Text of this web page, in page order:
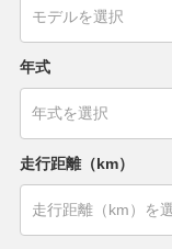
年式
走行距離（km）